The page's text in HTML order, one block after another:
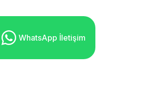
WhatsApp İletişim